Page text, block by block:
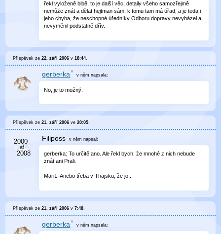
řekl vyloženě blbě, to je další věc; detaily všeho samozřejmě
nemůže znát a dělat hejtman sám, k tomu tam má úřad, a je teda i
jeho chyba, že neschopné úředníky Odboru dopravy nevyházel a
nevyměnil podstatně dřív.
Příspěvek ze22. září 2006 v18:44.
gerberka v něm napsala:
No, je to možný.
Příspěvek ze21. září 2006 ve20:05
Filiposs v něm napsal:
gerberka: To určitě ano. Ale řekl bych, že mnohé z nich nebude
znát ani Prali.
Mari1: Anebo třeba v Thajsku, že jo...
Příspěvek ze21. září 2006 v7:48.
gerberka v něm napsala: